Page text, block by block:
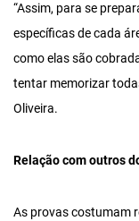
“Assim, para se
específicas de cada
como elas são
tentar memorizar
Oliveira.
Relação com outros
As provas costumam